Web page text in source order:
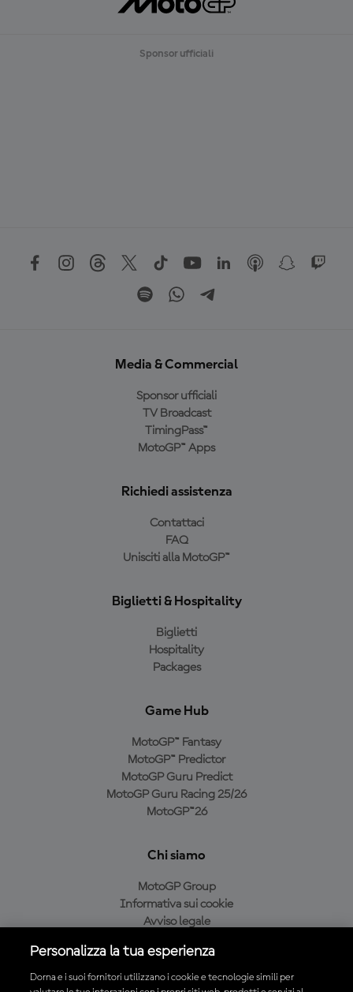
Sponsor ufficiali
Media & Commercial
Sponsor ufficiali
TV Broadcast
TimingPass™
MotoGP™ Apps
Richiedi assistenza
Contattaci
FAQ
Unisciti alla MotoGP™
Biglietti & Hospitality
Biglietti
Hospitality
Packages
Game Hub
MotoGP™ Fantasy
MotoGP™ Predictor
MotoGP Guru Predict
MotoGP Guru Racing 25/26
MotoGP™26
Chi siamo
MotoGP Group
Informativa sui cookie
Avviso legale
Condizioni di acquisto
Personalizza la tua esperienza
Dorna e i suoi fornitori utilizzano i cookie e tecnologie simili per